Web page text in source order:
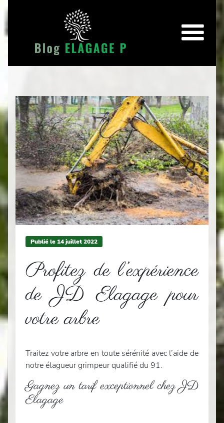
Publié le 14juillet 2022
Profitez de l’expérience
de JD Elagage pour
votre arbre
Traitez votre arbre en toute sérénité avec l’aide de
notre élagueur grimpeur qualifié du 91.
Gagnez un tarif exceptionnel chez JD
Elagage